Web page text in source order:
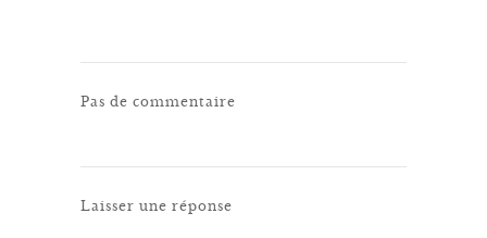
Pas de commentaire
Laisser une réponse